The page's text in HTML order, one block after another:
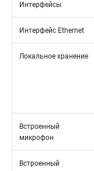
Интерфейсы
Интерфейс Ethernet
Локальное хранение
Встроенный
микрофон
Встроенный